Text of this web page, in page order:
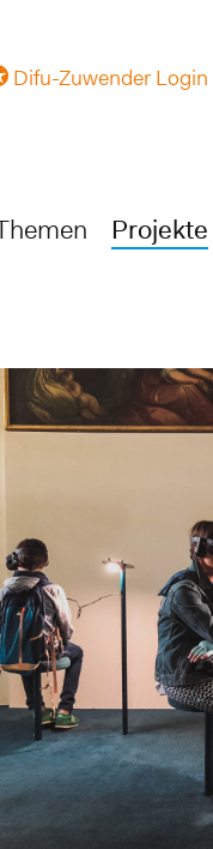
Projekte
Difu-Zuwender Login